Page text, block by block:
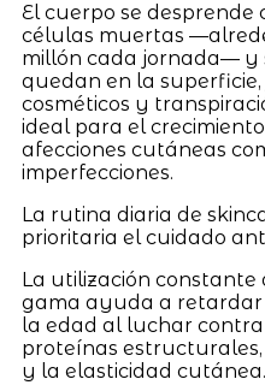
El cuerpo se
células muertas
millón cada jornada— y
quedan en la
cosméticos y
ideal para el
afecciones cutáneas
imperfecciones.
La rutina diaria de
prioritaria el cuidado
La utilización
gama ayuda a retardar
la edad al luchar
proteínas
y la elasticidad cutánea.